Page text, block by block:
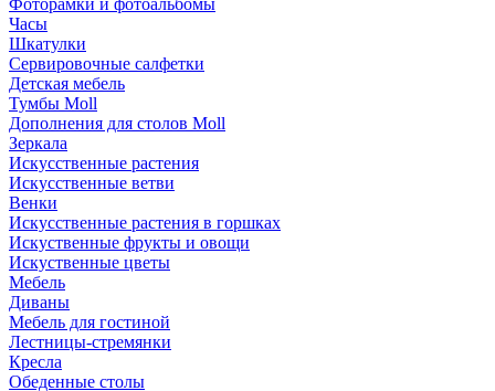
Фоторамки и фотоальбомы
Часы
Шкатулки
Сервировочные салфетки
Детская мебель
Тумбы Moll
Дополнения для столов Moll
Зеркала
Искусственные растения
Искусственные ветви
Венки
Искусственные растения в горшках
Искуственные фрукты и овощи
Искуственные цветы
Мебель
Диваны
Мебель для гостиной
Лестницы-стремянки
Кресла
Обеденные столы